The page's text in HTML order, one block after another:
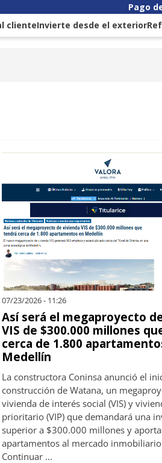
Pago
clienteInvierte desde el exterior
07/23/2026 - 11:26
Así será el megaproyecto
VIS de $300.000 millones
cerca de 1.800
Medellín
La constructora Coninsa anunció el
construcción de Watana, un
vivienda de interés social (VIS) y
prioritario (VIP) que demandará una
superior a $300.000 millones y
apartamentos al mercado
Continuar ...